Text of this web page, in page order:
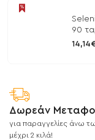
90
/
Δωρεάν
για παραγγελίες άνω
μέχρι 2 κιλά!